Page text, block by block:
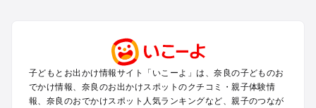
吉野・奥吉野のプールお出かけ
奈良の定番お出かけスポット
奈良の遊園地
子どもとお出かけ情報サイト「いこーよ」は、奈良の子どものお
でかけ情報、奈良のお出かけスポットのクチコミ・親子体験情
報、奈良のおでかけスポット人気ランキングなど、親子のつなが